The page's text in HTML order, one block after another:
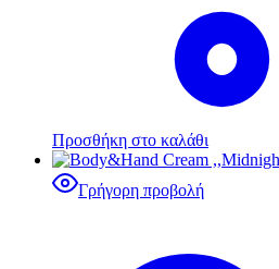
Προσθήκη στο καλάθι
Γρήγορη προβολή